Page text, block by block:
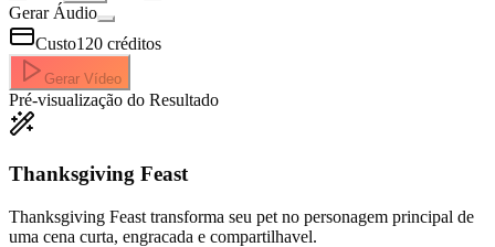
Gerar Áudio
Custo120 créditos
Gerar Vídeo
Pré-visualização do Resultado
Thanksgiving Feast
Thanksgiving Feast transforma seu pet no personagem principal de
uma cena curta, engracada e compartilhavel.